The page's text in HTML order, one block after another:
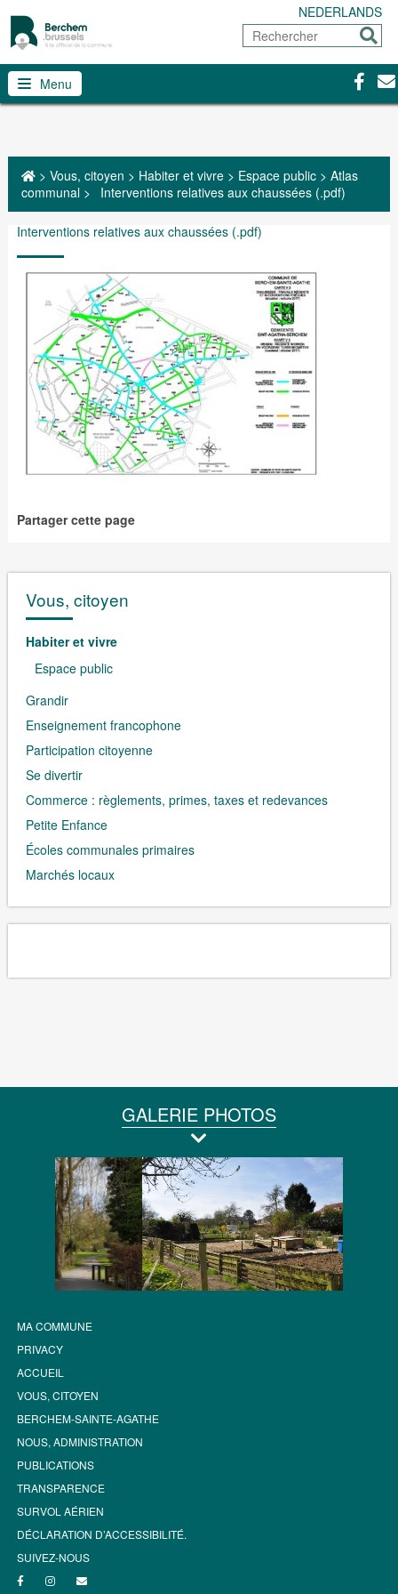
NEDERLANDS
Rechercher
Menu
> Vous, citoyen > Habiter et vivre> Espace public> Atlas
communal> Interventions relatives aux chaussées (.pdf)
Interventions relatives aux chaussées (.pdf)
Partager cette page
Vous, citoyen
Habiter et vivre
Espace public
Grandir
Enseignement francophone
Participation citoyenne
Se divertir
Commerce : règlements, primes, taxes et redevances
Petite Enfance
Écoles communales primaires
Marchés locaux
GALERIE PHOTOS
MA COMMUNE
PRIVACY
ACCUEIL
VOUS, CITOYEN
BERCHEM-SAINTE-AGATHE
NOUS, ADMINISTRATION
PUBLICATIONS
TRANSPARENCE
SURVOL AÉRIEN
DÉCLARATION D’ACCESSIBILITÉ.
SUIVEZ-NOUS